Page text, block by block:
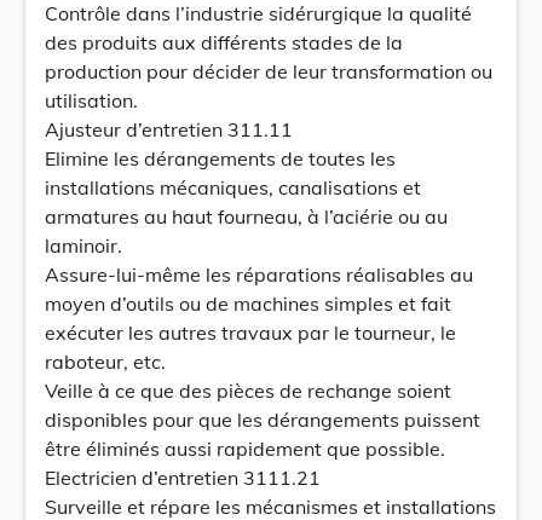
Contrôle dans l’industrie sidérurgique la qualité
des produits aux différents stades de la
production pour décider de leur transformation ou
utilisation.
Ajusteur d’entretien 311.11
Elimine les dérangements de toutes les
installations mécaniques, canalisations et
armatures au haut fourneau, à l’aciérie ou au
laminoir.
Assure-lui-même les réparations réalisables au
moyen d’outils ou de machines simples et fait
exécuter les autres travaux par le tourneur, le
raboteur, etc.
Veille à ce que des pièces de rechange soient
disponibles pour que les dérangements puissent
être éliminés aussi rapidement que possible.
Electricien d’entretien 3111.21
Surveille et répare les mécanismes et installations